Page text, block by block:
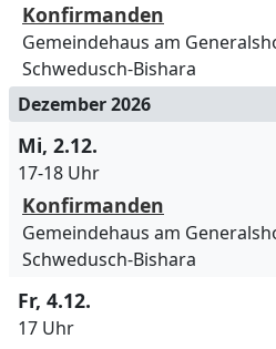
Konfirmanden
Gemeindehaus am
Schwedusch-Bishara
Dezember 2026
Mi, 2.12.
17-18 Uhr
Konfirmanden
Gemeindehaus am
Schwedusch-Bishara
Fr, 4.12.
17 Uhr